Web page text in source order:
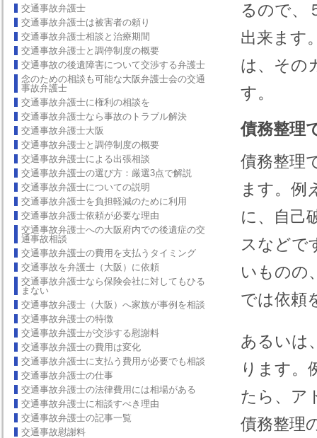
交通事故弁護士
交通事故弁護士は被害者の頼り
交通事故弁護士相談と治療期間
交通事故弁護士と調停制度の概要
交通事故の後遺障害について交渉する弁護士
念のための相談も可能な大阪弁護士会の交通
事故弁護士
交通事故弁護士に権利の相談を
交通事故弁護士なら事故のトラブル解決
交通事故弁護士大阪
交通事故弁護士と調停制度の概要
交通事故弁護士による出張相談
交通事故弁護士の選び方：厳選3点で解説
交通事故弁護士についての説明
交通事故弁護士を負担軽減のために利用
交通事故弁護士依頼が必要な理由
交通事故弁護士への大阪府内での後遺症の交
通事故相談
交通事故弁護士の費用を支払うタイミング
交通事故を弁護士（大阪）に依頼
交通事故弁護士なら保険会社に対してもひる
まない
交通事故弁護士（大阪）へ家族が事例を相談
交通事故弁護士の特徴
交通事故弁護士が交渉する慰謝料
交通事故弁護士の費用は変化
交通事故弁護士に支払う費用が必要でも相談
交通事故弁護士の仕事
交通事故弁護士の法律費用には相場がある
交通事故弁護士に相談すべき理由
交通事故弁護士の記事一覧
交通事故慰謝料
るので、
出来ます
は、その
す。
債務整理
債務整理
ます。例
に、自己
スなどで
いものの
では依頼
あるいは
ります。
たら、ア
債務整理